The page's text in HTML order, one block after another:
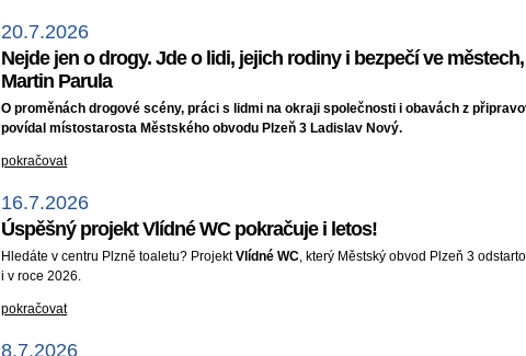
20.7.2026
Nejde jen o drogy. Jde o lidi, jejich rodiny i bezpečí ve
Martin Parula
O proměnách drogové scény, práci s lidmi na okraji společnosti i obavách z
povídal místostarosta Městského obvodu Plzeň 3 Ladislav Nový.
pokračovat
16.7.2026
Úspěšný projekt Vlídné WC pokračuje i letos!
Hledáte v centru Plzně toaletu? ProjektVlídné WC, který Městský obvod Plzeň 3
i v roce 2026.
pokračovat
8.7.2026